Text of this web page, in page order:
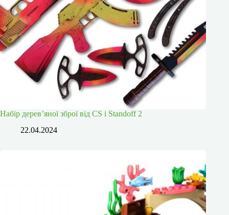
Набір дерев’яної зброї від CS і Standoff 2
22.04.2024